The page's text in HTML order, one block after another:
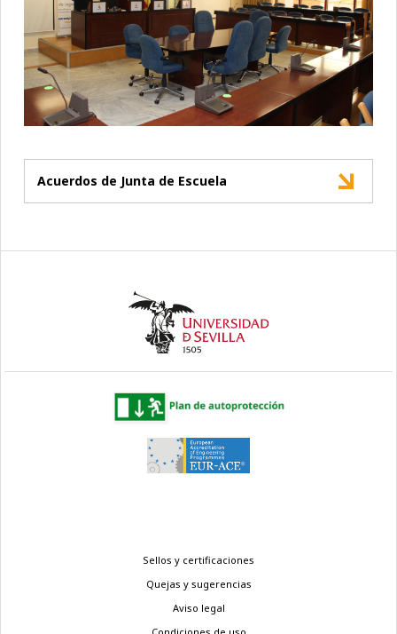
Acuerdos de Junta de Escuela
Sellos y certificaciones
Quejas y sugerencias
Aviso legal